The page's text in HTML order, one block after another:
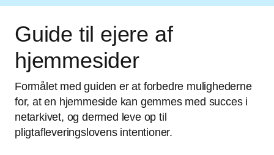
Guide til ejere af
hjemmesider
Formålet med guiden er at forbedre mulighederne
for, at en hjemmeside kan gemmes med succes i
netarkivet, og dermed leve op til
pligtafleveringslovens intentioner.